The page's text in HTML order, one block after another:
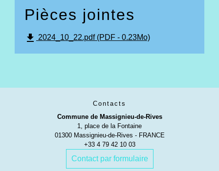
Pièces jointes
file_download 2024_10_22.pdf (PDF - 0.23Mo)
Contacts
Commune de Massignieu-de-Rives
1, place de la Fontaine
01300 Massignieu-de-Rives - FRANCE
+33 4 79 42 10 03
Contact par formulaire